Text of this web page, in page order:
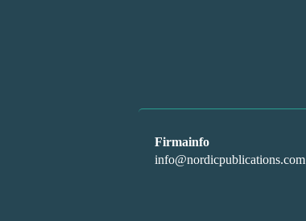
Firmainfo
info@nordicpublications.com